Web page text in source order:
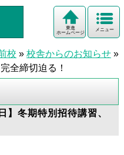
メニュー
東進
ホームページ
校 » 校舎からのお知らせ »
全締切迫る！
冬期特別招待講習、